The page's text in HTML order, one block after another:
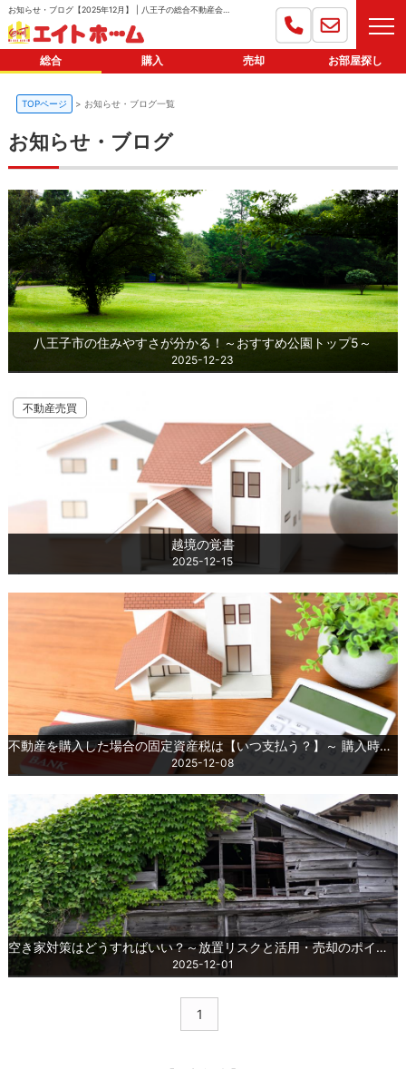
お知らせ・ブログ【2025年12月】 | 八王子の総合不動産会社｜エイトホーム
総合 購入 売却 お部屋探し
TOPページ お知らせ・ブログ一覧
お知らせ・ブログ
八王子市の住みやすさが分かる！～おすすめ公園トップ5～
2025-12-23
不動産売買
越境の覚書
2025-12-15
不動産を購入した場合の固定資産税は【いつ支払う？】～ 購入時に押さえておきたい固定資産税の基礎知識 ～
2025-12-08
空き家対策はどうすればいい？～放置リスクと活用・売却のポイントを徹底解説！～
2025-12-01
1